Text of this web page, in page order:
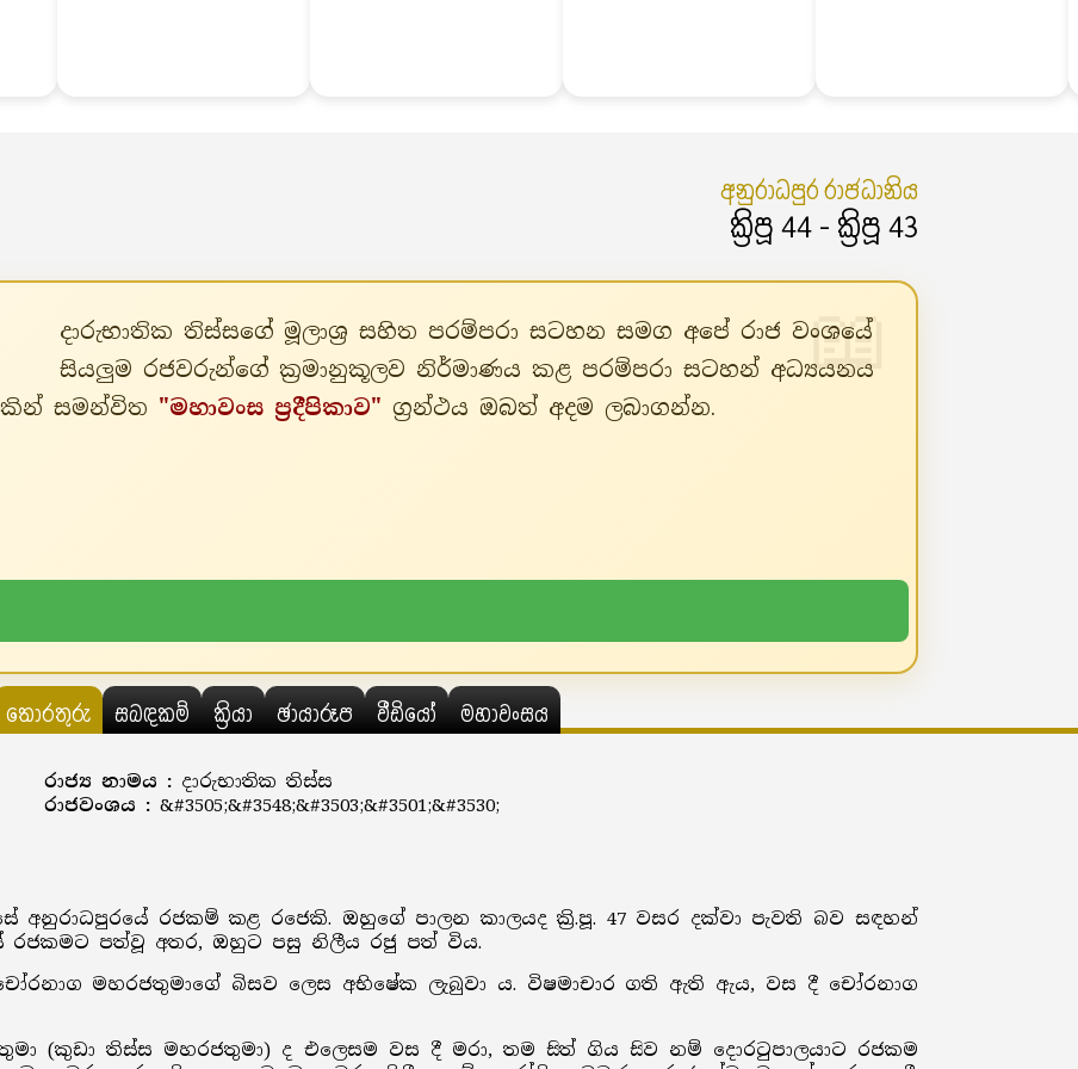
අනුරාධපුර රාජධානිය
ක්‍රිපූ 44 - ක්‍රිපූ 43
දාරුභාතික තිස්සගේ මූලාශ්‍ර සහිත පරම්පරා සටහන සමග අපේ රාජ වංශයේ
සියලුම රජවරුන්ගේ ක්‍රමානුකූලව නිර්මාණය කළ පරම්පරා සටහන් අධ්‍යයනය
සමන්විත "මහාවංස ප්‍රදීපිකාව" ග්‍රන්ථය ඔබත් අදම ලබාගන්න.
තොරතුරු සබඳකම් ක්‍රියා ඡායාරූප වීඩියෝ මහාවංසය
රාජ්‍ය නාමය : දාරුභාතික තිස්ස
රාජවංශය : &#3505;&#3548;&#3503;&#3501;&#3530;
අනුරාධපුරයේ රජකම් කළ රජෙකි. ඔහුගේ පාලන කාලයද ක්‍රි.පූ. 47 වසර දක්වා පැවති බව සඳහන්
රජකමට පත්වූ අතර, ඔහුට පසු නිලීය රජු පත් විය.
මහරජතුමාගේ බිසව ලෙස අභිෂේක ලැබුවා ය. විෂමාචාර ගති ඇති ඇය, වස දී චෝරනාග
(කුඩා තිස්ස මහරජතුමා) ද එලෙසම වස දී මරා, තම සිත් ගිය සිව නම් දොරටුපාලයාට රජකම